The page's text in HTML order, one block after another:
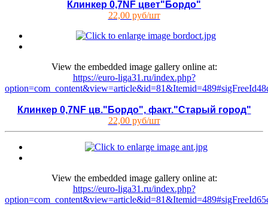
Клинкер 0,7NF цвет"Бордо"
22,00 руб/шт
View the embedded image gallery online at:
https://euro-liga31.ru/index.php?
Клинкер 0,7NF цв."Бордо", факт."Старый город"
22,00 руб/шт
View the embedded image gallery online at:
https://euro-liga31.ru/index.php?